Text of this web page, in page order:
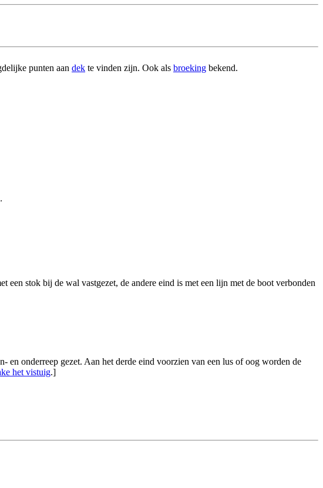
punten aan dek te vinden zijn. Ook als broeking bekend.
een stok bij de wal vastgezet, de andere eind is met een lijn met de boot verbonden
en onderreep gezet. Aan het derde eind voorzien van een lus of oog worden de
het vistuig.]